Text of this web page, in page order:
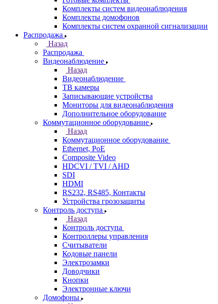
Комплекты систем видеонаблюдения
Комплекты домофонов
Комплекты систем охранной сигнализации
Распродажа
Назад
Распродажа
Видеонаблюдение
Назад
Видеонаблюдение
ТВ камеры
Записывающие устройства
Мониторы для видеонаблюдения
Дополнительное оборудование
Коммутационное оборудование
Назад
Коммутационное оборудование
Ethernet, PoE
Composite Video
HDCVI / TVI / AHD
SDI
HDMI
RS232, RS485, Контакты
Устройства грозозащиты
Контроль доступа
Назад
Контроль доступа
Контроллеры управления
Считыватели
Кодовые панели
Электрозамки
Доводчики
Кнопки
Электронные ключи
Домофоны